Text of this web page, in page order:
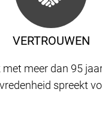
VERTROUWEN
meer dan 95
spreekt